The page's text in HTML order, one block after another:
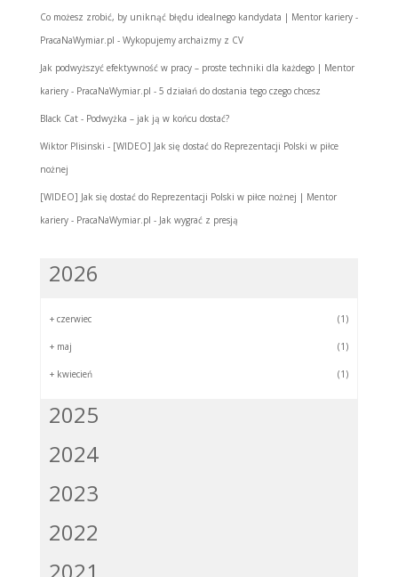
Co możesz zrobić, by uniknąć błędu idealnego kandydata | Mentor kariery -
PracaNaWymiar.pl - Wykopujemy archaizmy z CV
Jak podwyższyć efektywność w pracy – proste techniki dla każdego | Mentor
kariery - PracaNaWymiar.pl - 5 działań do dostania tego czego chcesz
Black Cat- Podwyżka – jak ją w końcu dostać?
Wiktor Plisinski - [WIDEO] Jak się dostać do Reprezentacji Polski w piłce
nożnej
[WIDEO] Jak się dostać do Reprezentacji Polski w piłce nożnej | Mentor
kariery - PracaNaWymiar.pl - Jak wygrać z presją
2026
+ czerwiec (1)
+ maj (1)
+ kwiecień (1)
2025
2024
2023
2022
2021